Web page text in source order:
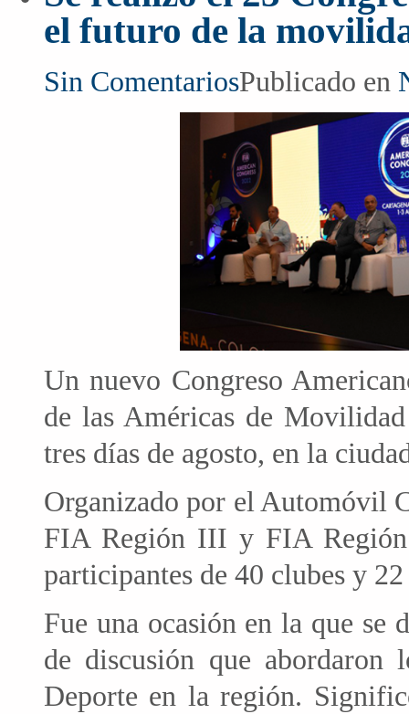
el futuro de la
Sin ComentariosPublicado en
Un nuevo Congreso
de las Américas de
tres días de agosto, en la
Organizado por el Automóvil
FIA ​​Región III y FIA
participantes de 40 clubes y
Fue una ocasión en la que se
de discusión que
Deporte en la región.